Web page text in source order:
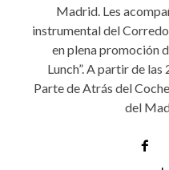
Madrid. Les
instrumental del
en plena promoción
Lunch”. A partir de las
Parte de Atrás del
del